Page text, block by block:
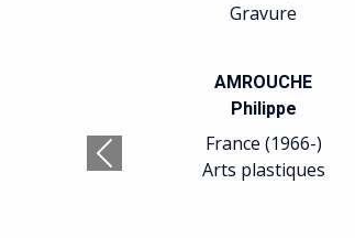
Gravure
AMROUCHE
Philippe
France (1966-)
Arts plastiques
Précédent